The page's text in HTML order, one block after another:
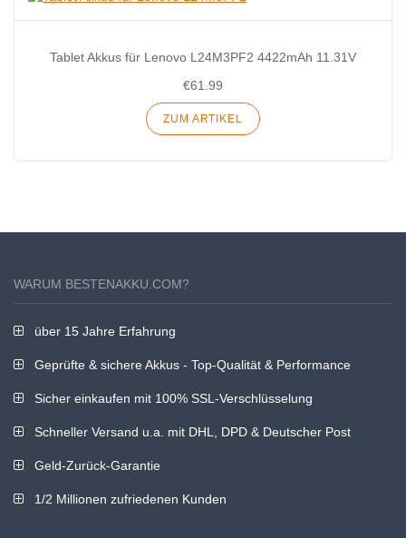
Tablet Akkus für Lenovo L24M3PF2 4422mAh 11.31V
€61.99
ZUM ARTIKEL
WARUM BESTENAKKU.COM?
über 15 Jahre Erfahrung
Geprüfte & sichere Akkus - Top-Qualität & Performance
Sicher einkaufen mit 100% SSL-Verschlüsselung
Schneller Versand u.a. mit DHL, DPD & Deutscher Post
Geld-Zurück-Garantie
1/2 Millionen zufriedenen Kunden